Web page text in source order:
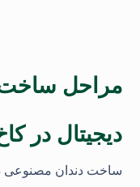
مراحل
دیجیتال در
ساخت دندان مصنوعی